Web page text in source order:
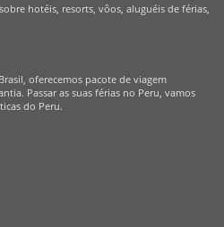
hotéis, resorts, vôos, aluguéis de férias,
oferecemos pacote de viagem
Passar as suas férias no Peru, vamos
do Peru.